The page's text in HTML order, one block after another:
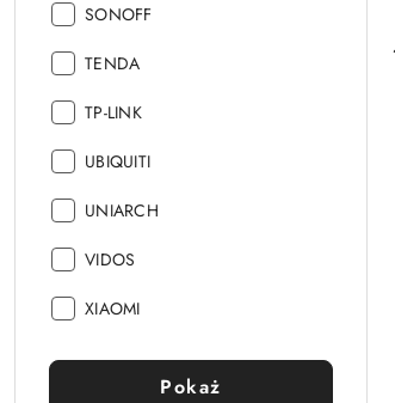
Producent:
SONOFF
Producent:
TENDA
Producent:
TP-LINK
Producent:
UBIQUITI
Producent:
UNIARCH
Producent:
VIDOS
Producent:
XIAOMI
Pokaż